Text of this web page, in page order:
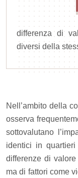
differenza di
diversi della
Nell’ambito della
osserva
sottovalutano
identici in
differenze di
ma di fattori come